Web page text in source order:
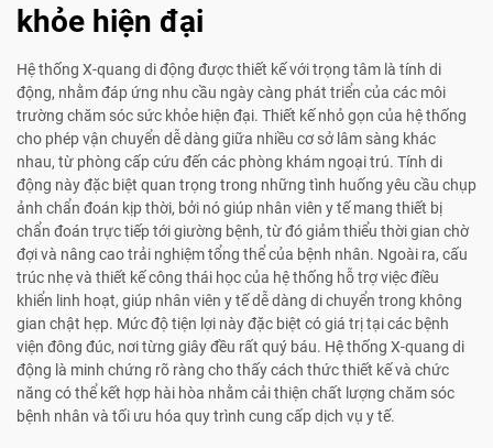
khỏe hiện đại
Hệ thống X-quang di động được thiết kế với trọng tâm là tính di
động, nhằm đáp ứng nhu cầu ngày càng phát triển của các môi
trường chăm sóc sức khỏe hiện đại. Thiết kế nhỏ gọn của hệ thống
cho phép vận chuyển dễ dàng giữa nhiều cơ sở lâm sàng khác
nhau, từ phòng cấp cứu đến các phòng khám ngoại trú. Tính di
động này đặc biệt quan trọng trong những tình huống yêu cầu chụp
ảnh chẩn đoán kịp thời, bởi nó giúp nhân viên y tế mang thiết bị
chẩn đoán trực tiếp tới giường bệnh, từ đó giảm thiểu thời gian chờ
đợi và nâng cao trải nghiệm tổng thể của bệnh nhân. Ngoài ra, cấu
trúc nhẹ và thiết kế công thái học của hệ thống hỗ trợ việc điều
khiển linh hoạt, giúp nhân viên y tế dễ dàng di chuyển trong không
gian chật hẹp. Mức độ tiện lợi này đặc biệt có giá trị tại các bệnh
viện đông đúc, nơi từng giây đều rất quý báu. Hệ thống X-quang di
động là minh chứng rõ ràng cho thấy cách thức thiết kế và chức
năng có thể kết hợp hài hòa nhằm cải thiện chất lượng chăm sóc
bệnh nhân và tối ưu hóa quy trình cung cấp dịch vụ y tế.